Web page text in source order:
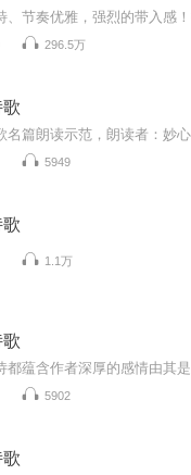
296.5万
名篇朗读示范，朗读者：妙
5949
1.1万
5902